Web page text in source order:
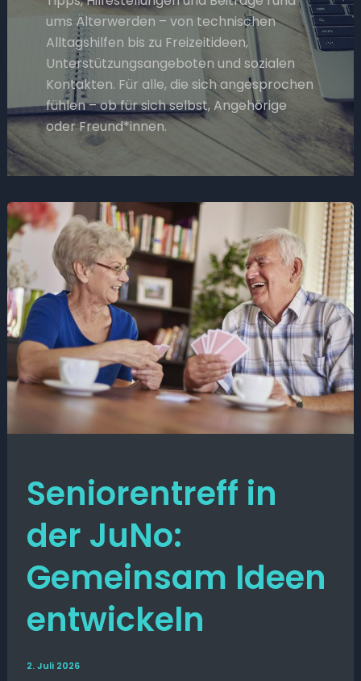
ums Älterwerden – von technischen
Alltagshilfen bis zu Freizeitideen,
Unterstützungsangeboten und sozialen
Kontakten. Für alle, die sich angesprochen
fühlen – ob für sich selbst, Angehörige
oder Freund*innen.
Seniorentreff in
der JuNo:
Gemeinsam Ideen
entwickeln
2. Juli 2026